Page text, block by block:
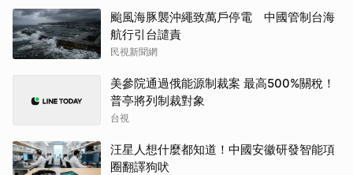
颱風海豚襲沖繩致萬戶停電 中國管制台海
航行引台譴責
民視新聞網
美參院通過俄能源制裁案 最高500%關稅！
普亭將列制裁對象
台視
汪星人想什麼都知道！中國安徽研發智能項
圈翻譯狗吠